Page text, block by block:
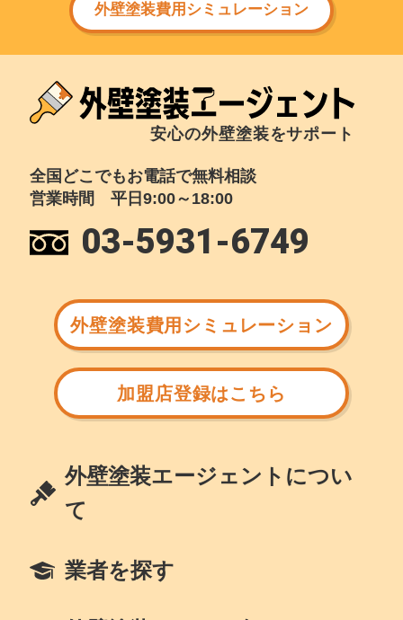
外壁塗装費用シミュレーション
安心の外壁塗装をサポート
全国どこでもお電話で無料相談
営業時間 平日9:00～18:00
03-5931-6749
外壁塗装費用シミュレーション
加盟店登録はこちら
外壁塗装エージェントについ
て
業者を探す